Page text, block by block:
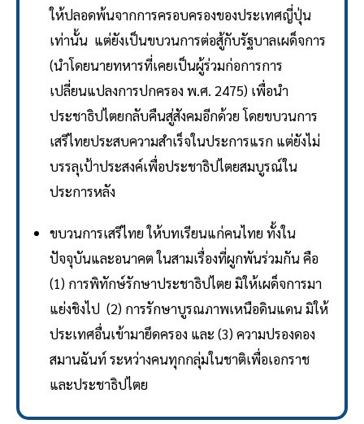
ให้ปลอดพ้นจากการครอบครองของประเทศญี่ปุ่น
เท่านั้น แต่ยังเป็นขบวนการต่อสู้กับรัฐบาลเผด็จการ
(นำโดยนายทหารที่เคยเป็นผู้ร่วมก่อการการ
เปลี่ยนแปลงการปกครอง พ.ศ. 2475) เพื่อนำ
ประชาธิปไตยกลับคืนสู่สังคมอีกด้วย โดยขบวนการ
เสรีไทยประสบความสำเร็จในประการแรก แต่ยังไม่
บรรลุเป้าประสงค์เพื่อประชาธิปไตยสมบูรณ์ใน
ประการหลัง
ขบวนการเสรีไทย ให้บทเรียนแก่คนไทย ทั้งใน
ปัจจุบันและอนาคต ในสามเรื่องที่ผูกพันร่วมกัน คือ
(1) การพิทักษ์รักษาประชาธิปไตย มิให้เผด็จการมา
แย่งชิงไป (2) การรักษาบูรณภาพเหนือดินแดน มิให้
ประเทศอื่นเข้ามายึดครอง และ (3) ความปรองดอง
สมานฉันท์ ระหว่างคนทุกกลุ่มในชาติเพื่อเอกราช
และประชาธิปไตย